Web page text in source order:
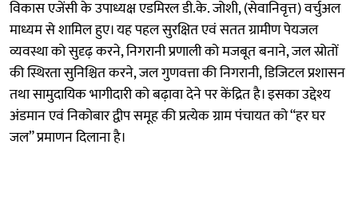
विकास एजेंसी के उपाध्यक्ष एडमिरल डी.के. जोशी, (सेवानिवृत्त) वर्चुअल
माध्यम से शामिल हुए। यह पहल सुरक्षित एवं सतत ग्रामीण पेयजल
व्यवस्था को सुदृढ़ करने, निगरानी प्रणाली को मजबूत बनाने, जल स्रोतों
की स्थिरता सुनिश्चित करने, जल गुणवत्ता की निगरानी, डिजिटल प्रशासन
तथा सामुदायिक भागीदारी को बढ़ावा देने पर केंद्रित है। इसका उद्देश्य
अंडमान एवं निकोबार द्वीप समूह की प्रत्येक ग्राम पंचायत को “हर घर
जल” प्रमाणन दिलाना है।